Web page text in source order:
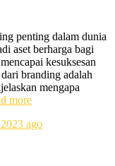
penting dalam dunia
aset berharga bagi
kesuksesan
branding adalah
mengapa
more
ago